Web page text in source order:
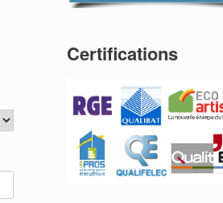
Certifications